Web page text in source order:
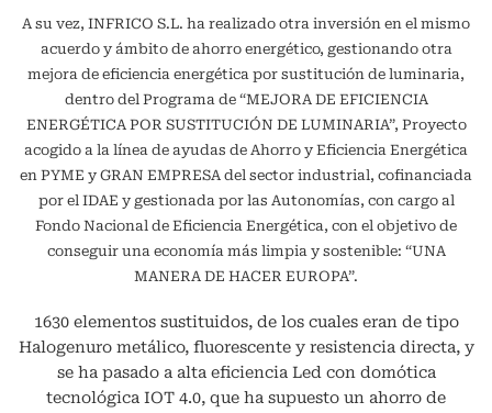
A su vez, INFRICO S.L. ha realizado otra inversión en el mismo
acuerdo y ámbito de ahorro energético, gestionando otra
mejora de eficiencia energética por sustitución de luminaria,
dentro del Programa de “MEJORA DE EFICIENCIA
ENERGÉTICA POR SUSTITUCIÓN DE LUMINARIA”, Proyecto
acogido a la línea de ayudas de Ahorro y Eficiencia Energética
en PYME y GRAN EMPRESA del sector industrial, cofinanciada
por el IDAE y gestionada por las Autonomías, con cargo al
Fondo Nacional de Eficiencia Energética, con el objetivo de
conseguir una economía más limpia y sostenible: “UNA
MANERA DE HACER EUROPA”.
1630 elementos sustituidos, de los cuales eran de tipo
Halogenuro metálico, fluorescente y resistencia directa, y
se ha pasado a alta eficiencia Led con domótica
tecnológica IOT 4.0, que ha supuesto un ahorro de